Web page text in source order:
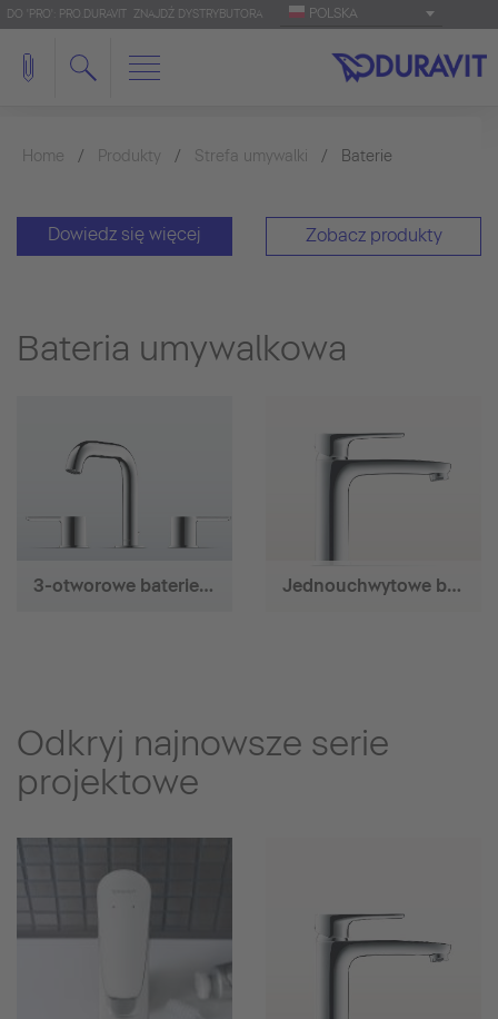
DO 'PRO': PRO.DURAVIT ZNAJDŹ DYSTRYBUTORA POLSKA
Home Produkty Strefa umywalki Baterie
Dowiedz się więcej Zobacz produkty
Bateria umywalkowa
3-otworowe baterie umywalkowe Jednouchwytowe baterie umywalkowe
Odkryj najnowsze serie
projektowe